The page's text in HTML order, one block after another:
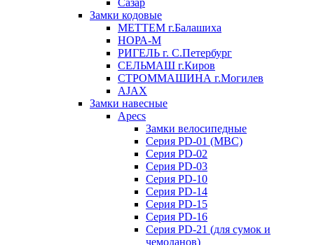
Сазар
Замки кодовые
МЕТТЕМ г.Балашиха
НОРА-М
РИГЕЛЬ г. С.Петербург
СЕЛЬМАШ г.Киров
СТРОММАШИНА г.Могилев
AJAX
Замки навесные
Apecs
Замки велосипедные
Серия PD-01 (МВС)
Серия PD-02
Серия PD-03
Серия PD-10
Серия PD-14
Серия PD-15
Серия PD-16
Серия PD-21 (для сумок и
чемоданов)